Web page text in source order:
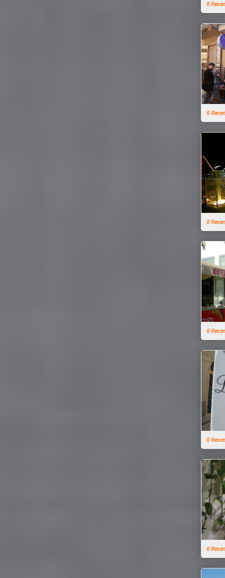
0
0
0
0
0
0